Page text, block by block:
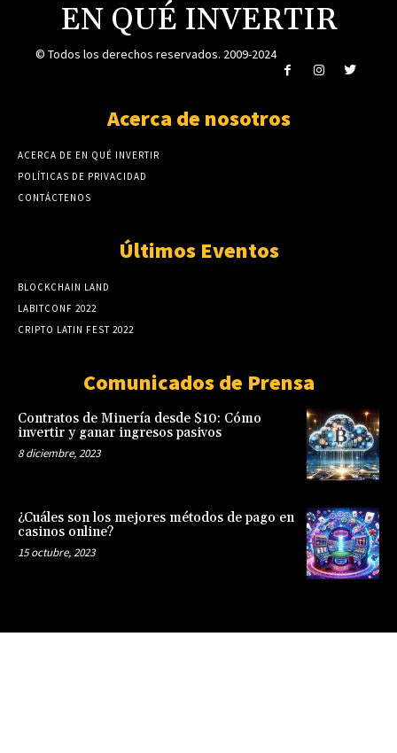
EN QUÉ INVERTIR
© Todos los derechos reservados. 2009-2024
Acerca de nosotros
ACERCA DE EN QUÉ INVERTIR
POLÍTICAS DE PRIVACIDAD
CONTÁCTENOS
Últimos Eventos
BLOCKCHAIN LAND
LABITCONF 2022
CRIPTO LATIN FEST 2022
Comunicados de Prensa
Contratos de Minería desde $10: Cómo
invertir y ganar ingresos pasivos
8 diciembre, 2023
¿Cuáles son los mejores métodos de pago en
casinos online?
15 octubre, 2023